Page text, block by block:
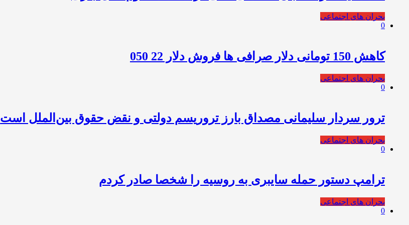
بحران های اجتماعی
0
کاهش 150 تومانی دلار صرافی ها فروش دلار 22 050
بحران های اجتماعی
0
ترور سردار سلیمانی مصداق بارز تروریسم دولتی و نقض حقوق بین‌الملل است
بحران های اجتماعی
0
ترامپ دستور حمله سایبری به روسیه را شخصا صادر کردم
بحران های اجتماعی
0